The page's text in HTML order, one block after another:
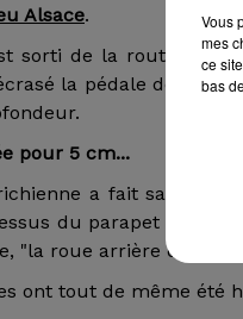
Alsace.
sorti de la route, les
la pédale de frein,
pour 5 cm...
a fait savoir
du parapet de
"la roue arrière droite
ont tout de même été
Vous
mes
ce
bas